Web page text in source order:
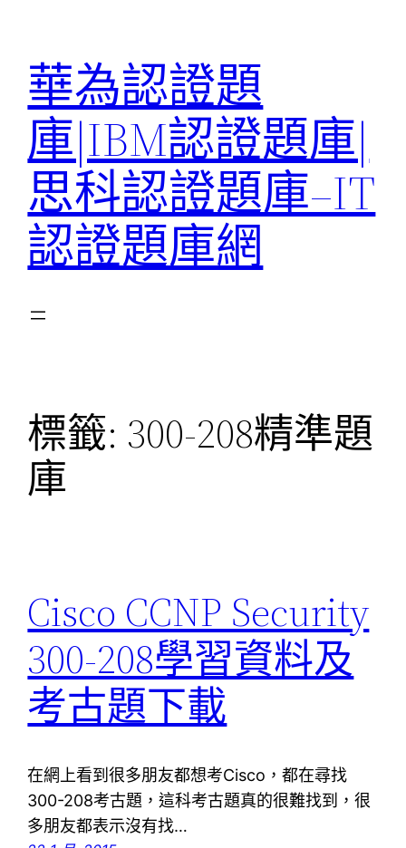
華為認證題
庫|IBM認證題庫|
思科認證題庫–IT
認證題庫網
標籤: 300-208精準題
庫
Cisco CCNP Security
300-208學習資料及
考古題下載
在網上看到很多朋友都想考Cisco，都在尋找
300-208考古題，這科考古題真的很難找到，很
多朋友都表示沒有找…